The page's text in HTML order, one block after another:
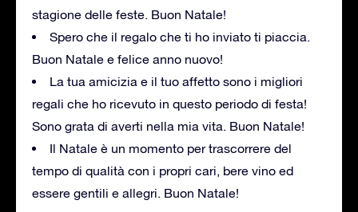
stagione delle feste. Buon Natale!
Spero che il regalo che ti ho inviato ti piaccia.
Buon Natale e felice anno nuovo!
La tua amicizia e il tuo affetto sono i migliori
regali che ho ricevuto in questo periodo di festa!
Sono grata di averti nella mia vita. Buon Natale!
Il Natale è un momento per trascorrere del
tempo di qualità con i propri cari, bere vino ed
essere gentili e allegri. Buon Natale!